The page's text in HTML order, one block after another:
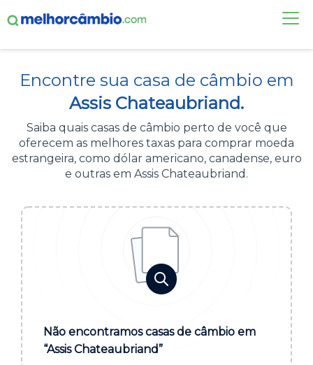
CASAS DE CÂMBIO
DÓLAR HOJE
ALERTA DE CÂMBIO
Acesse sua conta:
BROKER DE OFERTAS
ou cadastre-se se ainda não tem registro:
CADASTRE-SE
Encontre sua casa de câmbio em
Assis Chateaubriand.
Saiba quais casas de câmbio perto de você que
oferecem as melhores taxas para comprar moeda
estrangeira, como dólar americano, canadense, euro
e outras em Assis Chateaubriand.
Não encontramos casas de câmbio em
“Assis Chateaubriand”